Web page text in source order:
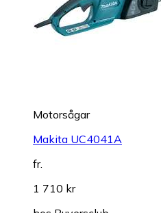
Motorsågar
Makita UC4041A
fr.
1 710 kr